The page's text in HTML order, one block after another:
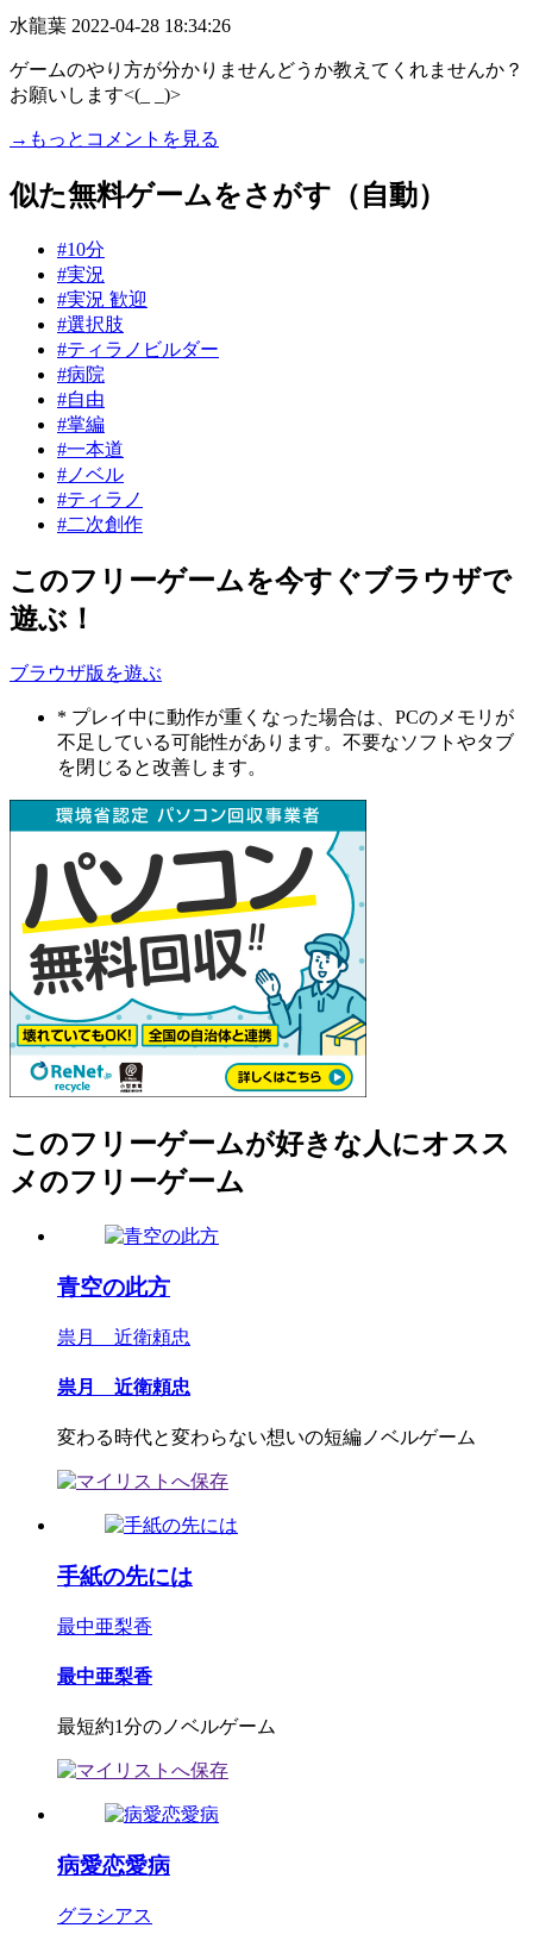
水龍葉 2022-04-28 18:34:26
ゲームのやり方が分かりませんどうか教えてくれませんか？
お願いします<(_ _)>
→もっとコメントを見る
似た無料ゲームをさがす（自動）
#10分
#実況
#実況 歓迎
#選択肢
#ティラノビルダー
#病院
#自由
#掌編
#一本道
#ノベル
#ティラノ
#二次創作
このフリーゲームを今すぐブラウザで
遊ぶ！
ブラウザ版を遊ぶ
* プレイ中に動作が重くなった場合は、PCのメモリが
不足している可能性があります。不要なソフトやタブ
を閉じると改善します。
このフリーゲームが好きな人にオスス
メのフリーゲーム
青空の此方
祟月 近衛頼忠
祟月 近衛頼忠
変わる時代と変わらない想いの短編ノベルゲーム
手紙の先には
最中亜梨香
最中亜梨香
最短約1分のノベルゲーム
病愛恋愛病
グラシアス